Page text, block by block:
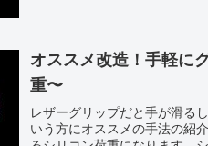
オススメ改造！手軽に
重〜
レザーグリップだと手が滑る
いう方にオススメの手法の紹